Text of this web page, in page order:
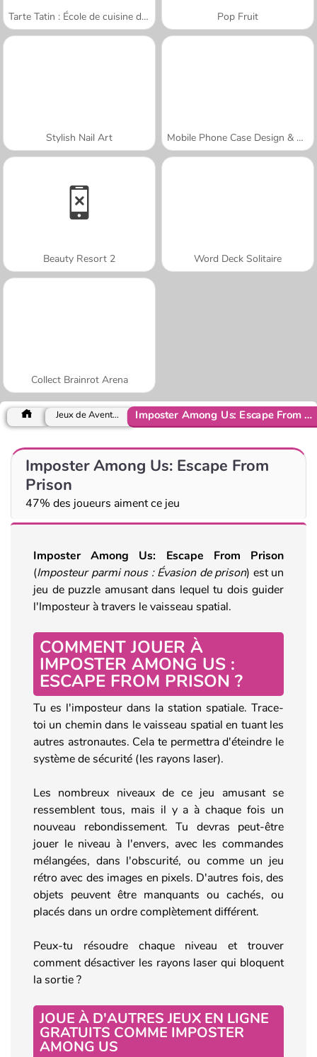
Tarte Tatin : École de cuisine de Sara Pop Fruit
Stylish Nail Art Mobile Phone Case Design & DIY
Beauty Resort 2 Word Deck Solitaire
Collect Brainrot Arena
Jeux de Aventure Imposter Among Us: Escape From Prison
Imposter Among Us: Escape From
Prison
47% des joueurs aiment ce jeu
Imposter Among Us: Escape From Prison
(Imposteur parmi nous : Évasion de prison) est un
jeu de puzzle amusant dans lequel tu dois guider
l'Imposteur à travers le vaisseau spatial.
COMMENT JOUER À
IMPOSTER AMONG US :
ESCAPE FROM PRISON ?
Tu es l'imposteur dans la station spatiale. Trace-
toi un chemin dans le vaisseau spatial en tuant les
autres astronautes. Cela te permettra d'éteindre le
système de sécurité (les rayons laser).
Les nombreux niveaux de ce jeu amusant se
ressemblent tous, mais il y a à chaque fois un
nouveau rebondissement. Tu devras peut-être
jouer le niveau à l'envers, avec les commandes
mélangées, dans l'obscurité, ou comme un jeu
rétro avec des images en pixels. D'autres fois, des
objets peuvent être manquants ou cachés, ou
placés dans un ordre complètement différent.
Peux-tu résoudre chaque niveau et trouver
comment désactiver les rayons laser qui bloquent
la sortie ?
JOUE À D'AUTRES JEUX EN LIGNE
GRATUITS COMME IMPOSTER
AMONG US